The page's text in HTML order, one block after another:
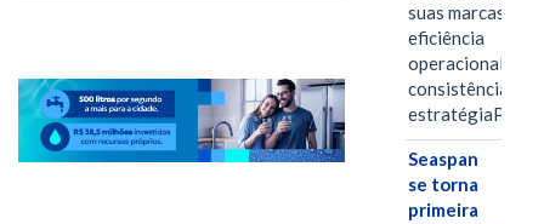
suas marcas, a
eficiência
operacional e a
consistência de
Seaspan
se torna
primeira